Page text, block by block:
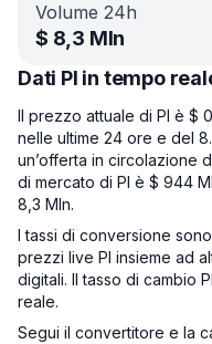
Volume 24h
$ 8,3 Mln
Dati PI in tempo
Il prezzo attuale di PI è $
nelle ultime 24 ore e del
un’offerta in circolazione
di mercato di PI è $ 944
8,3 Mln.
I tassi di conversione
prezzi live PI insieme ad
digitali. Il tasso di cambio
reale.
Segui il convertitore e la